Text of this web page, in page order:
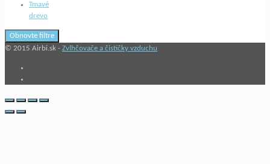
Tmavé
drevo
Obnovte filtre
© 2015 Airbi.sk - Zvlhčovače a čističky vzduchu